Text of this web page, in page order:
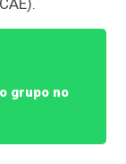
grupo no